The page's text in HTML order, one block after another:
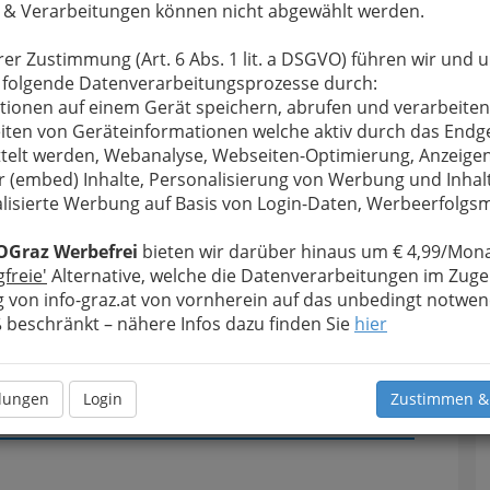
& Verarbeitungen können nicht abgewählt werden.
Zustimmung (Art. 6 Abs. 1 lit. a DSGVO) führen wir und
Datenverarbeitungsprozesse durch:
auf einem Gerät speichern, abrufen und
von Geräteinformationen welche aktiv durch das
werden, Webanalyse, Webseiten-Optimierung,
(embed) Inhalte, Personalisierung von Werbung und
Werbung auf Basis von Login-Daten,
Werbefrei bieten wir darüber hinaus um € 4,99/
Alternative, welche die Datenverarbeitungen im
von info-graz.at von vornherein auf das unbedingt
beschränkt – nähere Infos dazu finden Sie hier
Login Zustimmen
bewahren, verwenden wir an dieser Stelle zur
Ihre Nachricht wird nach dem Absenden
Hofkirchen weitergeleitet.
Meine Nachricht
Meine Nachricht senden